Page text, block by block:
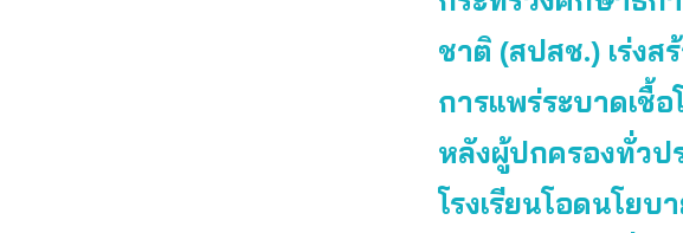
ชาติ (สปสช.) เร่ง
การแพร่ระบาดเชื้
หลังผู้ปกครองทั่วป
โรงเรียนโอดนโย